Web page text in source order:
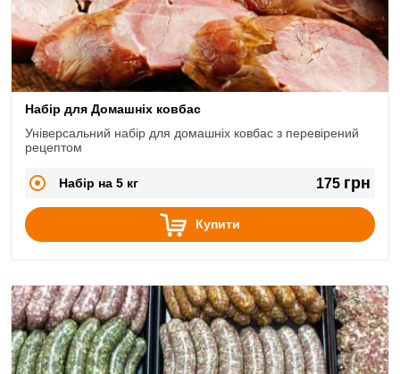
Набір для Домашніх ковбас
Універсальний набір для домашніх ковбас з перевірений
рецептом
Набір на 5 кг 175 грн
Купити